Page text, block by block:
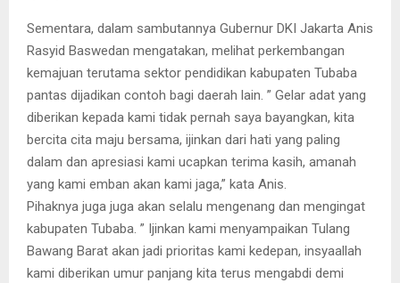
Sementara, dalam sambutannya Gubernur DKI Jakarta Anis
Rasyid Baswedan mengatakan, melihat perkembangan
kemajuan terutama sektor pendidikan kabupaten Tubaba
pantas dijadikan contoh bagi daerah lain. ” Gelar adat yang
diberikan kepada kami tidak pernah saya bayangkan, kita
bercita cita maju bersama, ijinkan dari hati yang paling
dalam dan apresiasi kami ucapkan terima kasih, amanah
yang kami emban akan kami jaga,” kata Anis.
Pihaknya juga juga akan selalu mengenang dan mengingat
kabupaten Tubaba. ” Ijinkan kami menyampaikan Tulang
Bawang Barat akan jadi prioritas kami kedepan, insyaallah
kami diberikan umur panjang kita terus mengabdi demi